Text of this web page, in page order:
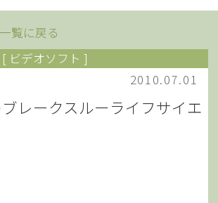
覧に戻る
[ ビデオソフト ]
2010.07.01
レークスルーライフサイエ